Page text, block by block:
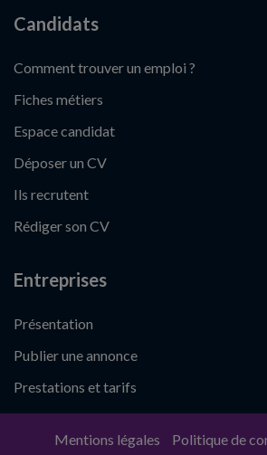
Candidats
Comment trouver un emploi ?
Fiches métiers
Espace candidat
Déposer un CV
Ils recrutent
Rédiger son CV
Entreprises
Présentation
Publier une annonce
Prestations et tarifs
Mentions légales Politique de